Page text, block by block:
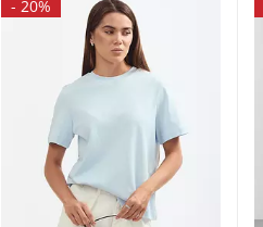
- 20%